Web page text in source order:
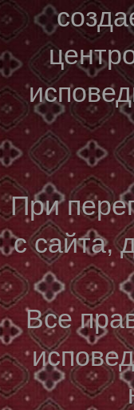
При
с сайта,
Все